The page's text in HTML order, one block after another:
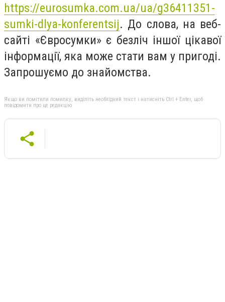
https://eurosumka.com.ua/ua/g36411351-
sumki-dlya-konferentsij. До слова, на веб-
сайті «Євросумки» є безліч іншої цікавої
інформації, яка може стати вам у пригоді.
Запрошуємо до знайомства.
Якщо ви помітили помилку, виділіть необхідний текст і натисніть Ctrl + Enter, щоб
повідомити про це редакцію